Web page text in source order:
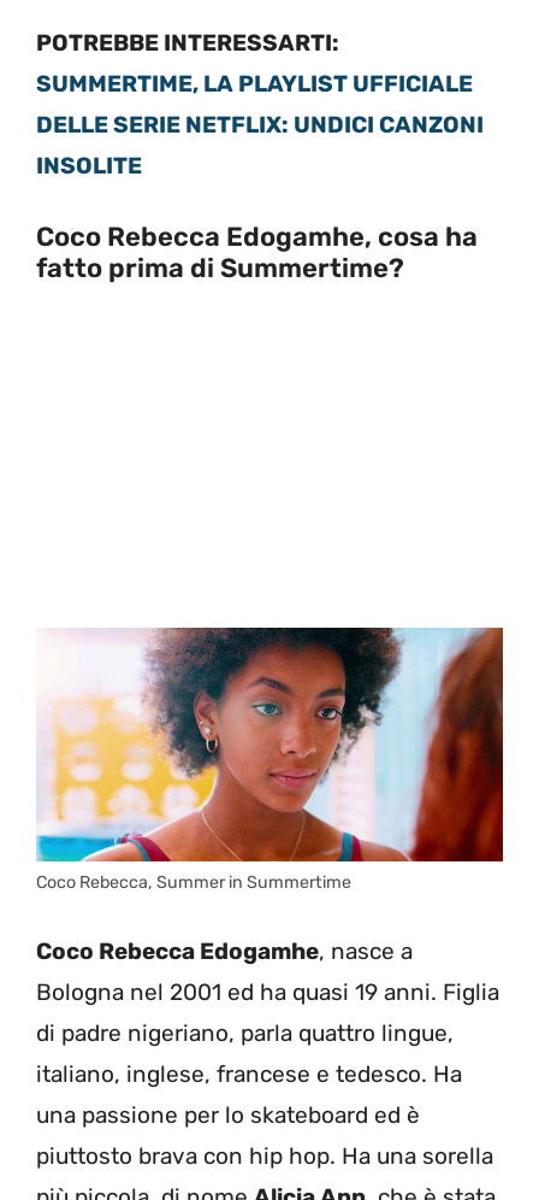
POTREBBE INTERESSARTI:
SUMMERTIME, LA PLAYLIST UFFICIALE
DELLE SERIE NETFLIX: UNDICI CANZONI
INSOLITE
Coco Rebecca Edogamhe, cosa ha
fatto prima di Summertime?
Coco Rebecca, Summer in Summertime
Coco Rebecca Edogamhe, nasce a
Bologna nel 2001 ed ha quasi 19 anni. Figlia
di padre nigeriano, parla quattro lingue,
italiano, inglese, francese e tedesco. Ha
una passione per lo skateboard ed è
piuttosto brava con hip hop. Ha una sorella